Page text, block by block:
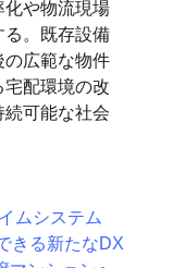
化や物流現場
る。既存設備
の広範な物件
宅配環境の改
可能な社会
ムシステム
きる新たなDX